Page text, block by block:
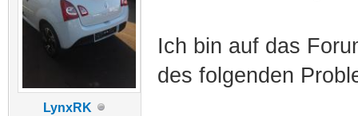
LynxRK
Ich bin auf das
des folgenden